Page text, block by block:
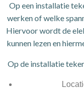
Op een installatie
werken of welke
Hiervoor wordt de
kunnen lezen en
Op de installatie